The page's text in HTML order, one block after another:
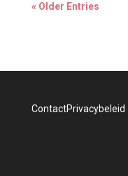
« Older Entries
ContactPrivacybeleid